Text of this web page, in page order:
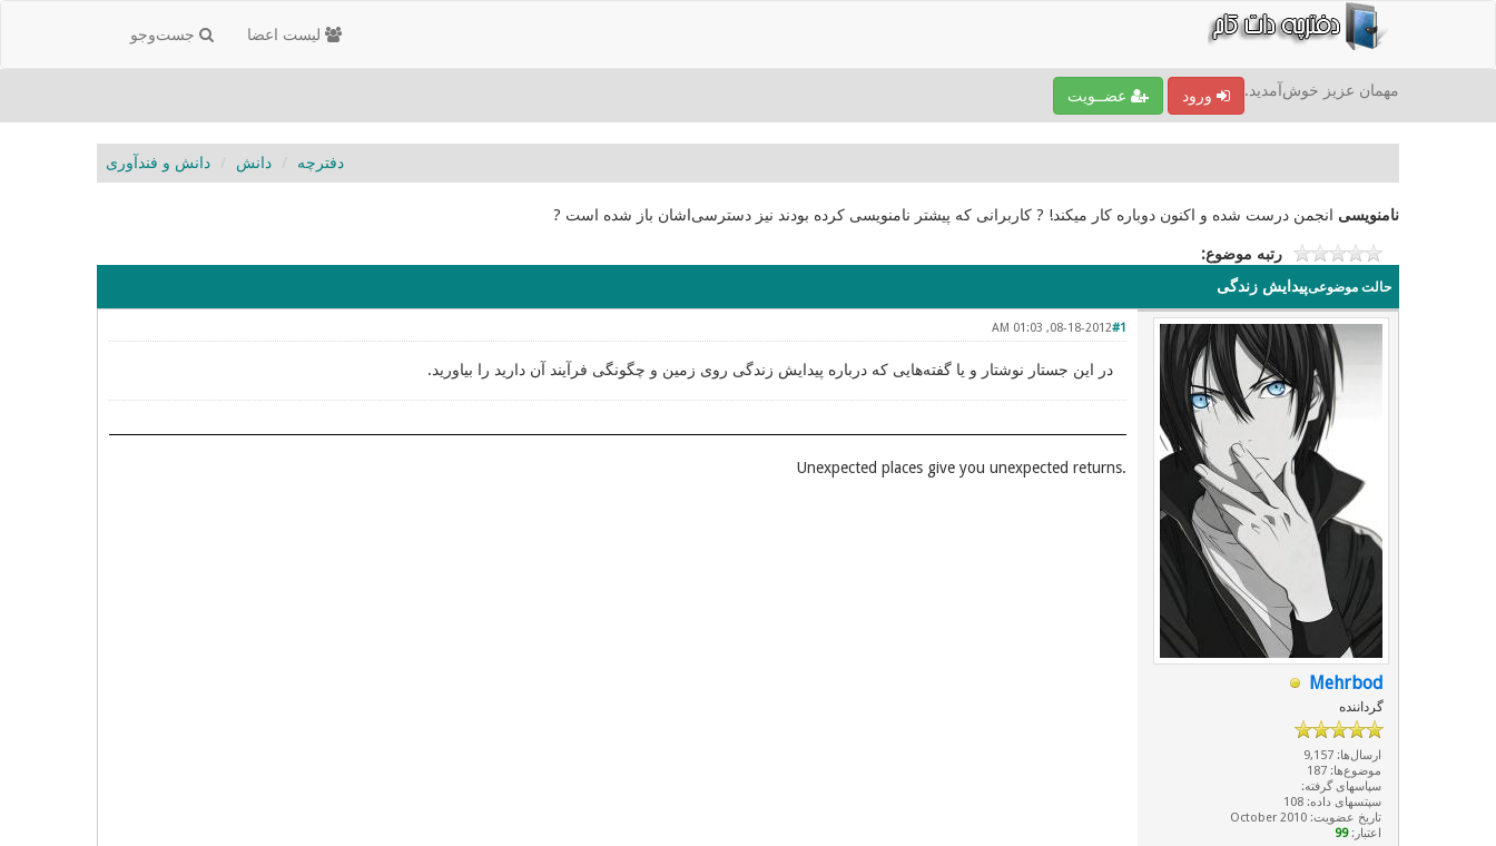
جست‌و‌جو لیست اعضا
ورود عضــویت مهمان عزیز خوش‌آمدید.
دفترچه دانش دانش و فندآوری
نامنویسی انجمن درست شده و اکنون دوباره کار میکند! ? کاربرانی که پیشتر نامنویسی کرده بودند نیز دسترسی‌اشان باز شده است ?
رتبه موضوع:
حالت موضوعیپیدایش زندگی
Mehrbod
گرداننده
ارسال‌ها: 9,157
موضوع‌ها: 187
سپاسهای گرفته:
سپتسهای داده: 108
تاریخ عضویت: October 2010
اعتبار:99
#1
08-18-2012, 01:03 AM
در این جستار نوشتار و یا گفته‌هایی که درباره پیدایش زندگی روی زمین و چگونگی فرآیند آن دارید را بیاورید.
.Unexpected places give you unexpected returns